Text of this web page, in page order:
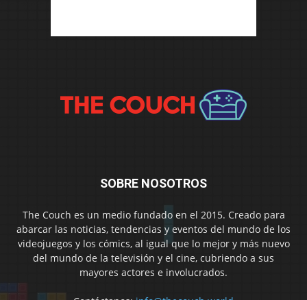
SOBRE NOSOTROS
The Couch es un medio fundado en el 2015. Creado para
abarcar las noticias, tendencias y eventos del mundo de los
videojuegos y los cómics, al igual que lo mejor y más nuevo
del mundo de la televisión y el cine, cubriendo a sus
mayores actores e involucrados.